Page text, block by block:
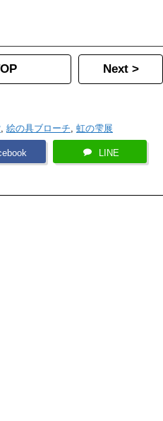
Next >
, 絵の具ブローチ, 虹の雫展
LINE